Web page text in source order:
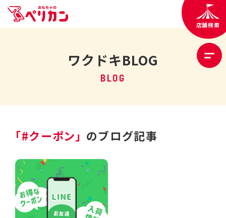
店舗検索
ワクドキBLOG
BLOG
「#クーポン」 のブログ記事